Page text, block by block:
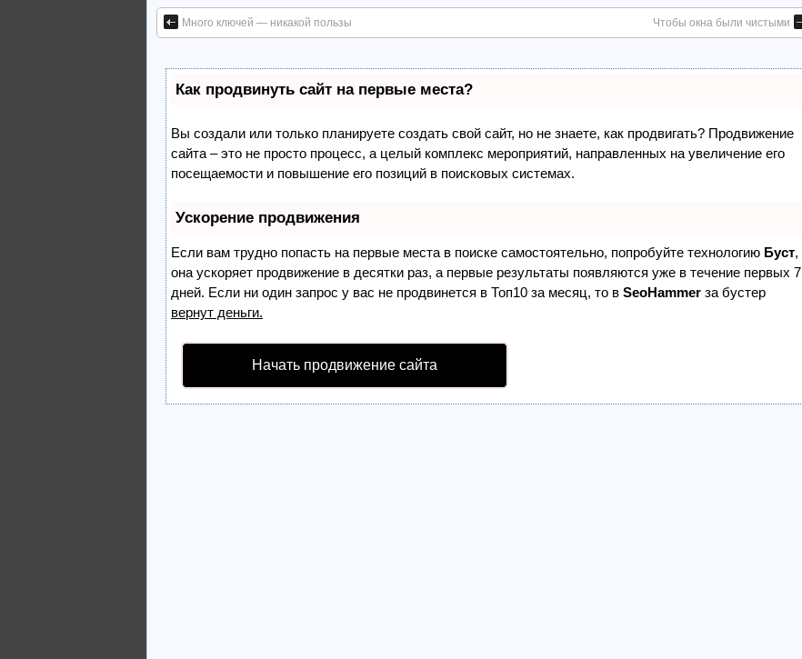
Много ключей — никакой пользы Чтобы окна были чистыми
Как продвинуть сайт на первые места?
Вы создали или только планируете создать свой сайт, но не знаете, как продвигать? Продвижение
сайта – это не просто процесс, а целый комплекс мероприятий, направленных на увеличение его
посещаемости и повышение его позиций в поисковых системах.
Ускорение продвижения
Если вам трудно попасть на первые места в поиске самостоятельно, попробуйте технологию Буст,
она ускоряет продвижение в десятки раз, а первые результаты появляются уже в течение первых 7
дней. Если ни один запрос у вас не продвинется в Топ10 за месяц, то в SeoHammer за бустер
вернут деньги.
Начать продвижение сайта